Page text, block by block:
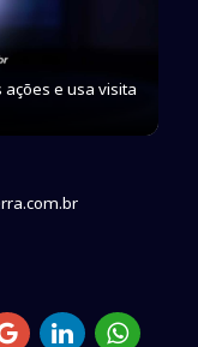
e usa visita